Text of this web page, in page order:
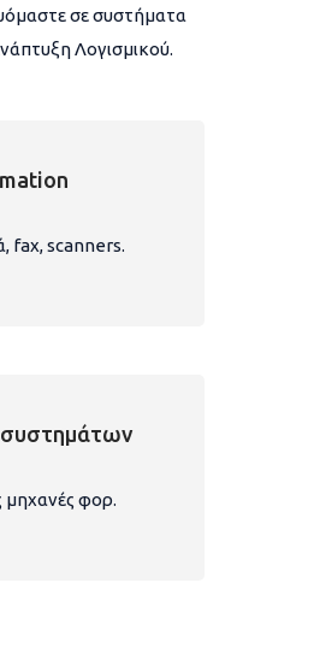
σε συστήματα
Λογισμικού.
fax, scanners.
μηχανές φορ.